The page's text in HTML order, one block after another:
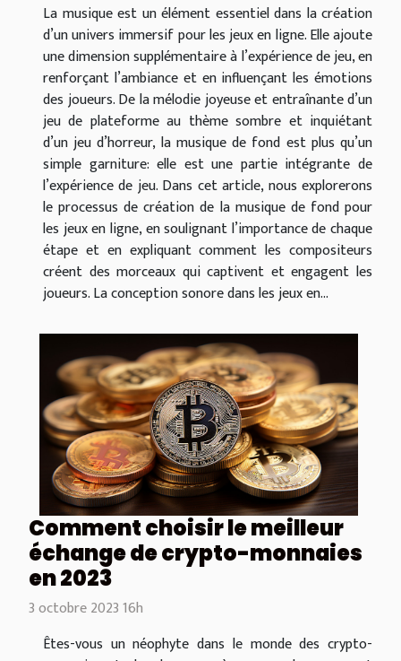
La musique est un élément essentiel dans la création
d’un univers immersif pour les jeux en ligne. Elle ajoute
une dimension supplémentaire à l’expérience de jeu, en
renforçant l’ambiance et en influençant les émotions
des joueurs. De la mélodie joyeuse et entraînante d’un
jeu de plateforme au thème sombre et inquiétant
d’un jeu d’horreur, la musique de fond est plus qu’un
simple garniture: elle est une partie intégrante de
l’expérience de jeu. Dans cet article, nous explorerons
le processus de création de la musique de fond pour
les jeux en ligne, en soulignant l’importance de chaque
étape et en expliquant comment les compositeurs
créent des morceaux qui captivent et engagent les
joueurs. La conception sonore dans les jeux en...
Comment choisir le meilleur
échange de crypto-monnaies
en 2023
3 octobre 2023 16h
Êtes-vous un néophyte dans le monde des crypto-